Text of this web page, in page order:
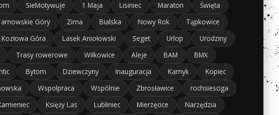
SieMotywuje 1 Maja Lisiniec Maraton
Święta
Góry Zima Bialska Nowy Rok
Tąpkowice
Kozłowa Góra Lasek Aniołowski Seget Urlop
Urodziny
Trasy rowerowe Wilkowice Aleje BAM
BMX
Bytom Dziewczyny Inauguracja Kamyk
Kopiec
Wspolpraca Wspólnie Zbrosławice
rochsiesciga
Księży Las Lubliniec Mierzęcice Narzędzia